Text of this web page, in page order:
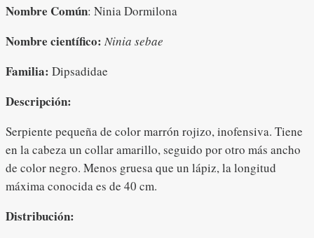
Nombre Común: Ninia Dormilona
Nombre científico: Ninia sebae
Familia: Dipsadidae
Descripción:
Serpiente pequeña de color marrón rojizo, inofensiva. Tiene
en la cabeza un collar amarillo, seguido por otro más ancho
de color negro. Menos gruesa que un lápiz, la longitud
máxima conocida es de 40 cm.
Distribución: